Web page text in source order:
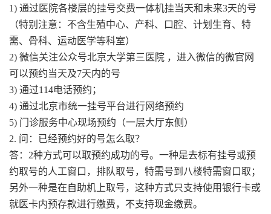
1) 通过医院各楼层的挂号交费一体机挂当天和未来3天的号
（特别注意：不含生殖中心、产科、口腔、计划生育、特
需、骨科、运动医学等科室）
2) 微信关注公众号北京大学第三医院 ，进入微信的微官网
可以预约当天及7天内的号
3) 通过114电话预约；
4) 通过北京市统一挂号平台进行网络预约
5) 门诊服务中心现场预约（一层大厅东侧）
2. 问：已经预约好的号怎么取？
答：2种方式可以取预约成功的号。一种是去标有挂号或预
约取号的人工窗口，排队取号，特需号到八楼特需窗口取；
另外一种是在自助机上取号，这种方式只支持使用银行卡或
就医卡内预存款进行缴费，不支持现金缴费。